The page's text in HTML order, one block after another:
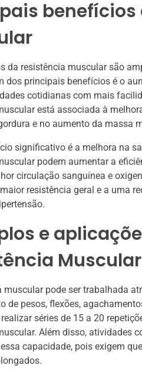
benefícios
da resistência muscular são
dos principais benefícios é o
cotidianas com mais
está associada à
e no aumento da massa
significativo é a melhora na
podem aumentar a
circulação sanguínea e
resistência geral e a uma
e
Muscular
muscular pode ser trabalhada
de pesos, flexões,
séries de 15 a 20
Além disso, atividades
capacidade, pois exigem